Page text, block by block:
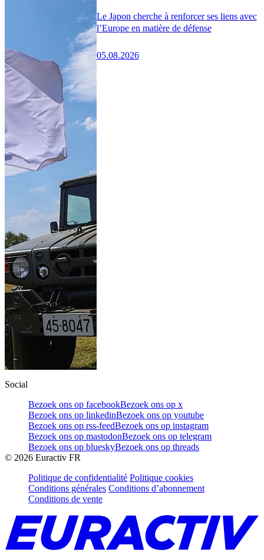
Le Japon cherche à renforcer ses liens avec
l’Europe en matière de défense
05.08.2026
Social
Bezoek ons op facebookBezoek ons op x
Bezoek ons op linkedinBezoek ons op youtube
Bezoek ons op rss-feedBezoek ons op instagram
Bezoek ons op mastodonBezoek ons op telegram
Bezoek ons op blueskyBezoek ons op threads
© 2026 Euractiv FR
Politique de confidentialité Politique cookies
Conditions générales Conditions d’abonnement
Conditions de vente